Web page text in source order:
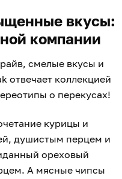
вкусы:
компании
смелые вкусы и
отвечает коллекцией
о перекусах!
курицы и
душистым перцем и
ореховый
А мясные чипсы